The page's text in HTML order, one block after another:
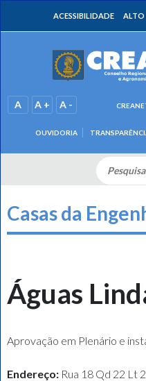
ACESSIBILIDADE ALTO
A A + A -
OUVIDORIA
Casas da
Águas
Aprovação em Plenário e
Endereço:Rua 18 Qd 22 Lt